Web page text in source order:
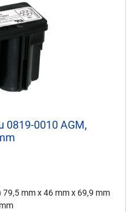
0819-0010 AGM,
79,5 mm x 46 mm x 69,9 mm